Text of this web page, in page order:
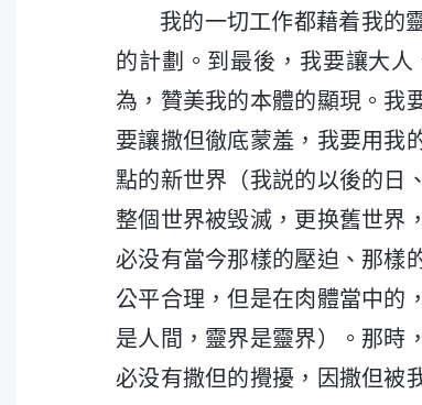
我的一切工作都藉着我的
的計劃。到最後，我要讓大
為，贊美我的本體的顯現。我
要讓撒但徹底蒙羞，我要用我
點的新世界（我説的以後的日
整個世界被毁滅，更换舊世界
必没有當今那樣的壓迫、那樣
公平合理，但是在肉體當中的
是人間，靈界是靈界）。那時
必没有撒但的攪擾，因撒但被